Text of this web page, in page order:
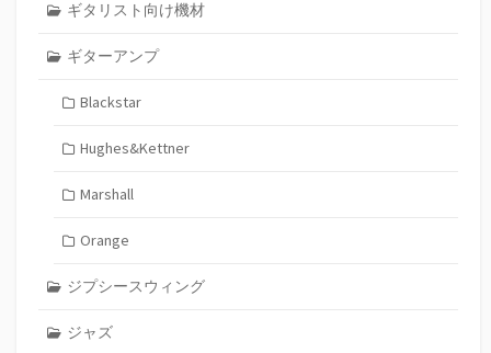
ギタリスト向け機材
ギターアンプ
Blackstar
Hughes&Kettner
Marshall
Orange
ジプシースウィング
ジャズ